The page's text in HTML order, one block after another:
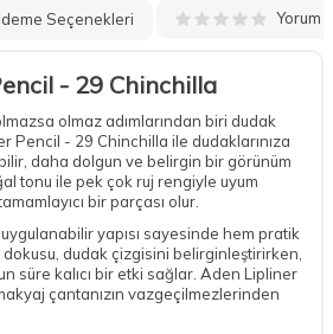
Seçenekleri Yorum
- 29 Chinchilla
olmaz adımlarından biri dudak
Pencil - 29 Chinchilla ile dudaklarınıza
daha dolgun ve belirgin bir görünüm
tonu ile pek çok ruj rengiyle uyum
bir parçası olur.
yapısı sayesinde hem pratik
dudak çizgisini belirginleştirirken,
süre kalıcı bir etki sağlar. Aden Lipliner
çantanızın vazgeçilmezlerinden